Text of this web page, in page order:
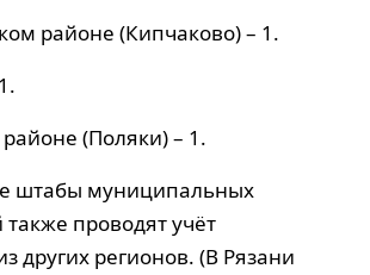
районе (Кипчаково) – 1.
(Поляки) – 1.
штабы муниципальных
проводят учёт
других регионов. (В Рязани